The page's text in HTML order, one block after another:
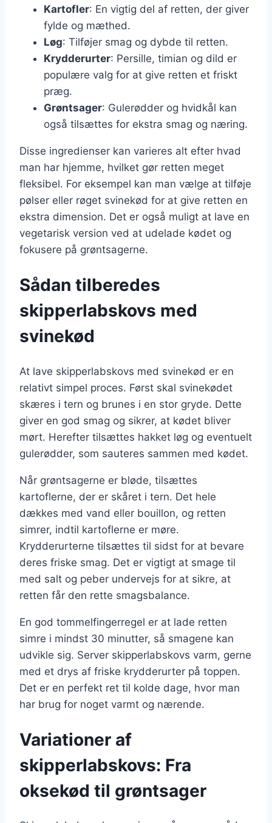
Kartofler: En vigtig del af retten, der giver
fylde og mæthed.
Løg: Tilføjer smag og dybde til retten.
Krydderurter: Persille, timian og dild er
populære valg for at give retten et friskt
præg.
Grøntsager: Gulerødder og hvidkål kan
også tilsættes for ekstra smag og næring.
Disse ingredienser kan varieres alt efter hvad
man har hjemme, hvilket gør retten meget
fleksibel. For eksempel kan man vælge at tilføje
pølser eller røget svinekød for at give retten en
ekstra dimension. Det er også muligt at lave en
vegetarisk version ved at udelade kødet og
fokusere på grøntsagerne.
Sådan tilberedes
skipperlabskovs med
svinekød
At lave skipperlabskovs med svinekød er en
relativt simpel proces. Først skal svinekødet
skæres i tern og brunes i en stor gryde. Dette
giver en god smag og sikrer, at kødet bliver
mørt. Herefter tilsættes hakket løg og eventuelt
gulerødder, som sauteres sammen med kødet.
Når grøntsagerne er bløde, tilsættes
kartoflerne, der er skåret i tern. Det hele
dækkes med vand eller bouillon, og retten
simrer, indtil kartoflerne er møre.
Krydderurterne tilsættes til sidst for at bevare
deres friske smag. Det er vigtigt at smage til
med salt og peber undervejs for at sikre, at
retten får den rette smagsbalance.
En god tommelfingerregel er at lade retten
simre i mindst 30 minutter, så smagene kan
udvikle sig. Server skipperlabskovs varm, gerne
med et drys af friske krydderurter på toppen.
Det er en perfekt ret til kolde dage, hvor man
har brug for noget varmt og nærende.
Variationer af
skipperlabskovs: Fra
oksekød til grøntsager